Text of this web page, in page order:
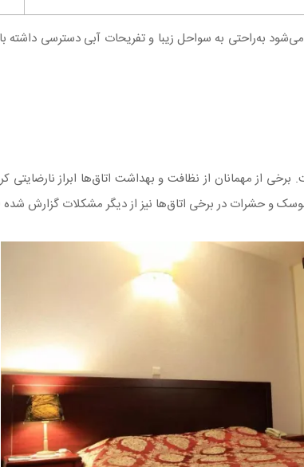
به‌راحتی به سواحل زیبا و تفریحات آبی دسترسی داشته
از مهمانان از نظافت و بهداشت اتاق‌ها ابراز نارضایتی
و حشرات در برخی اتاق‌ها نیز از دیگر مشکلات گزارش